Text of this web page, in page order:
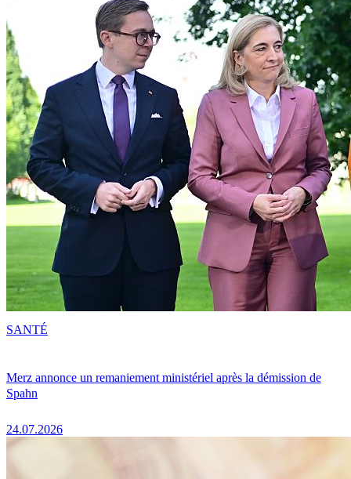
Merz annonce un remaniement ministériel après la démission de
Spahn
24.07.2026
SANTÉ